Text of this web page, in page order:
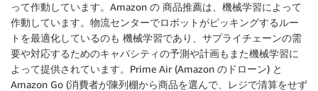
って作動しています。Amazon の 商品推薦は、機械学習によって
作動しています。物流センターでロボットがピッキングするルー
トを最適化しているのも 機械学習であり、サプライチェーンの需
要や対応するためのキャパシティの予測や計画もまた機械学習に
よって提供されています。Prime Air (Amazon のドローン) と
Amazon Go (消費者が陳列棚から商品を選んで、レジで清算をせず